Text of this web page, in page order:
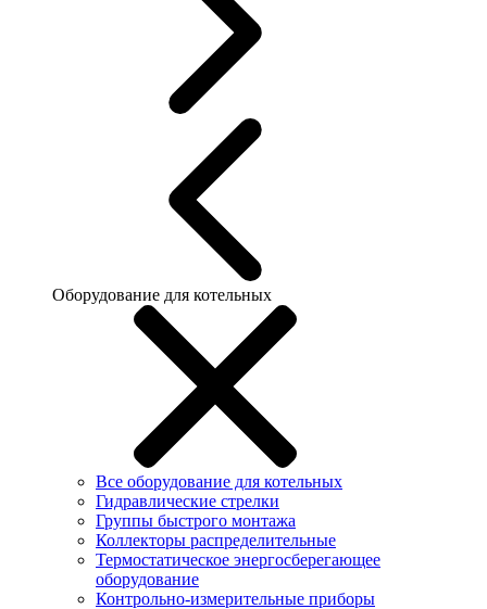
Оборудование для котельных
Все оборудование для котельных
Гидравлические стрелки
Группы быстрого монтажа
Коллекторы распределительные
Термостатическое энергосберегающее
оборудование
Контрольно-измерительные приборы